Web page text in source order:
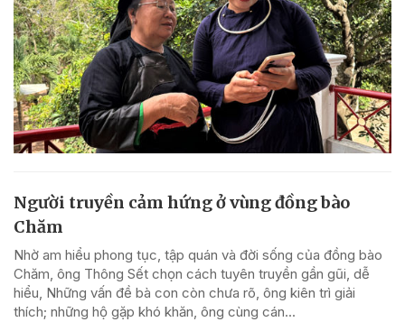
Người truyền cảm hứng ở vùng đồng bào
Chăm
Nhờ am hiểu phong tục, tập quán và đời sống của đồng bào
Chăm, ông Thông Sết chọn cách tuyên truyền gần gũi, dễ
hiểu, Những vấn đề bà con còn chưa rõ, ông kiên trì giải
thích; những hộ gặp khó khăn, ông cùng cán...